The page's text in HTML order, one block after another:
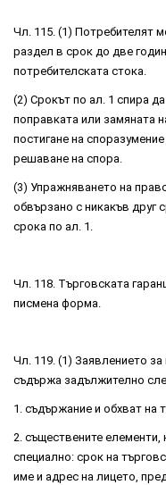
Чл. 115. (1) Потребителят
раздел в срок до две
потребителската стока.
(2) Срокът по ал. 1 спира
поправката или замяната
постигане на
решаване на спора.
(3) Упражняването на
обвързано с никакъв друг
срока по ал. 1.
Чл. 118. Търговската
писмена форма.
Чл. 119. (1) Заявлението за
съдържа задължително
1. съдържание и обхват на
2. съществените елементи,
специално: срок на
име и адрес на лицето,